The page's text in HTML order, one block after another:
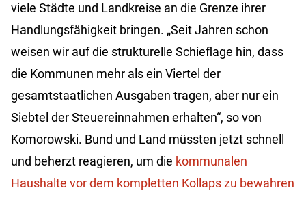
viele Städte und Landkreise an die Grenze ihrer
Handlungsfähigkeit bringen. „Seit Jahren schon
weisen wir auf die strukturelle Schieflage hin, dass
die Kommunen mehr als ein Viertel der
gesamtstaatlichen Ausgaben tragen, aber nur ein
Siebtel der Steuereinnahmen erhalten“, so von
Komorowski. Bund und Land müssten jetzt schnell
und beherzt reagieren, um die kommunalen
Haushalte vor dem kompletten Kollaps zu bewahren